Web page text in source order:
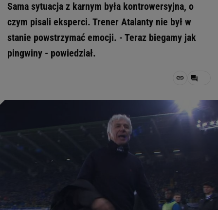
Sama sytuacja z karnym była kontrowersyjna, o
czym pisali eksperci. Trener Atalanty nie był w
stanie powstrzymać emocji. - Teraz biegamy jak
pingwiny - powiedział.